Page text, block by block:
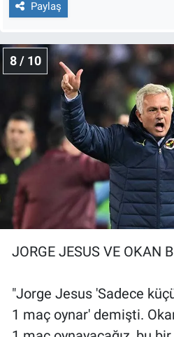
Paylaş
8 / 10
JORGE JESUS VE OKAN
"Jorge Jesus 'Sadece
1 maç oynar' demişti.